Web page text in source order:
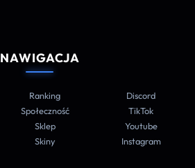
NAWIGACJA
Ranking
Społeczność
Sklep
Skiny
Discord
TikTok
Youtube
Instagram